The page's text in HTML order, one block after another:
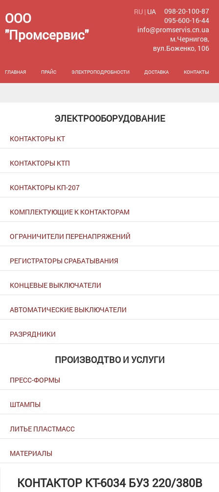
ООО
"Промсервис"
RU | UA
098-20-100-87
095-600-16-44
info@promservis.cn.ua
м.Чернигов,
вул.Боженко, 106
ГЛАВНАЯ ПРАЙС ЭЛЕКТРОПОДРОБНОСТИ ДОСТАВКА КОНТАКТЫ
ЭЛЕКТРООБОРУДОВАНИЕ
КОНТАКТОРЫ КТ
КОНТАКТОРЫ КТП
КОНТАКТОРЫ КП-207
КОМПЛЕКТУЮЩИЕ К КОНТАКТОРАМ
ОГРАНИЧИТЕЛИ ПЕРЕНАПРЯЖЕНИЙ
РЕГИСТРАТОРЫ СРАБАТЫВАНИЯ
КОНЦЕВЫЕ ВЫКЛЮЧАТЕЛИ
АВТОМАТИЧЕСКИЕ ВЫКЛЮЧАТЕЛИ
РАЗРЯДНИКИ
ПРОИЗВОДТВО И УСЛУГИ
ПРЕСС-ФОРМЫ
ШТАМПЫ
ЛИТЬЕ ПЛАСТМАСС
МАТЕРИАЛЫ
КОНТАКТОР КТ-6034 БУ3 220/380В